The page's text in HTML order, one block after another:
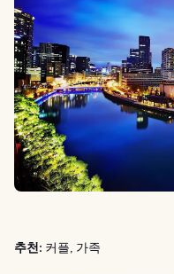
추천: 커플, 가족